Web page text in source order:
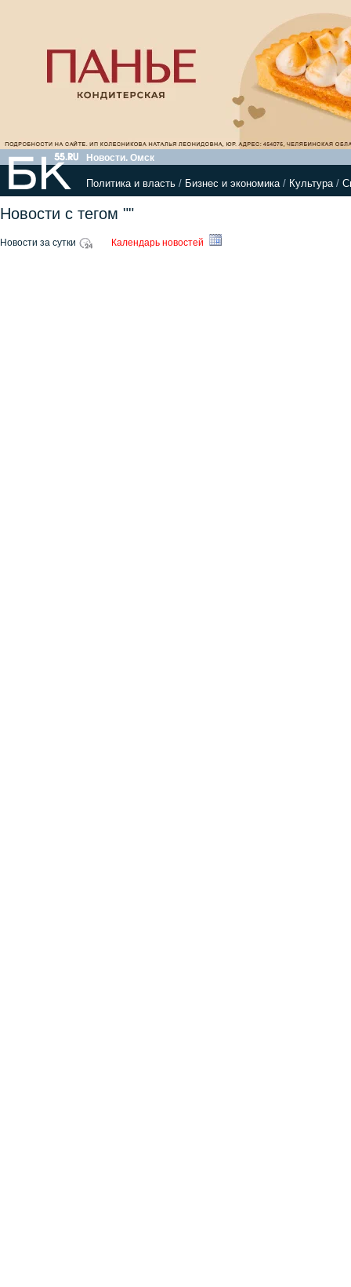
Новости. Омск
Политика и власть / Бизнес и экономика/ Культура/
Новости с тегом ""
Новости за сутки Календарь новостей